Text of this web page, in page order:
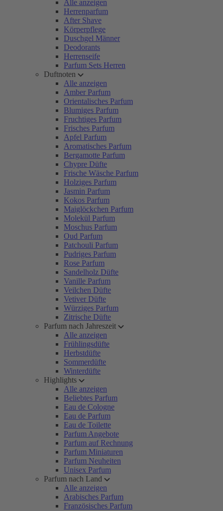
Alle anzeigen
Herrenparfum
After Shave
Körperpflege
Duschgel Männer
Deodorants
Herrenseife
Parfum Sets Herren
Duftnoten
Alle anzeigen
Amber Parfum
Orientalisches Parfum
Blumiges Parfum
Fruchtiges Parfum
Frisches Parfum
Apfel Parfum
Aromatisches Parfum
Bergamotte Parfum
Chypre Düfte
Frische Wäsche Parfum
Holziges Parfum
Jasmin Parfum
Kokos Parfum
Maiglöckchen Parfum
Molekül Parfum
Moschus Parfum
Oud Parfum
Patchouli Parfum
Pudriges Parfum
Rose Parfum
Sandelholz Düfte
Vanille Parfum
Veilchen Düfte
Vetiver Düfte
Würziges Parfum
Zitrische Düfte
Parfum nach Jahreszeit
Alle anzeigen
Frühlingsdüfte
Herbstdüfte
Sommerdüfte
Winterdüfte
Highlights
Alle anzeigen
Beliebtes Parfum
Eau de Cologne
Eau de Parfum
Eau de Toilette
Parfum Angebote
Parfum auf Rechnung
Parfum Miniaturen
Parfum Neuheiten
Unisex Parfum
Parfum nach Land
Alle anzeigen
Arabisches Parfum
Französisches Parfum